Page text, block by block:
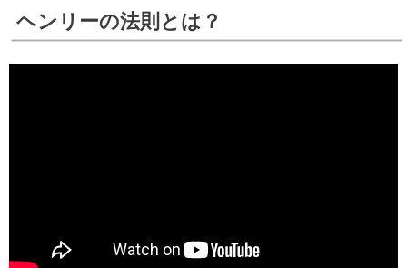
ヘンリーの法則とは？